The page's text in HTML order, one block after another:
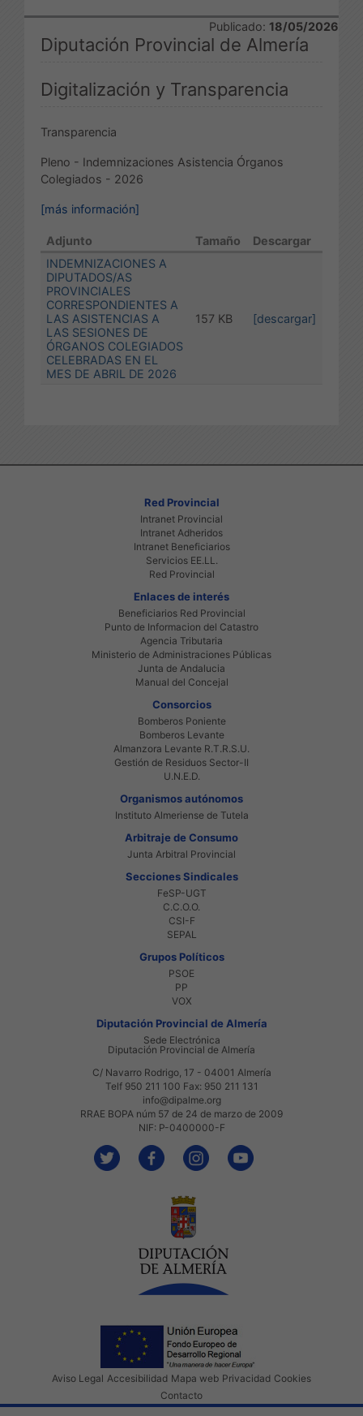
Diputación Provincial de Almería
Digitalización y Transparencia
Transparencia
Pleno - Indemnizaciones Asistencia Órganos
Colegiados - 2026
Publicado: 18/05/2026
[más información]
Adjunto Tamaño
Descargar
INDEMNIZACIONES A
DIPUTADOS/AS
PROVINCIALES
CORRESPONDIENTES A
LAS ASISTENCIAS A
LAS SESIONES DE
ÓRGANOS COLEGIADOS
CELEBRADAS EN EL
MES DE ABRIL DE 2026
157 KB [descargar]
Red Provincial
Intranet Provincial
Intranet Adheridos
Intranet Beneficiarios
Servicios EE.LL.
Red Provincial
Enlaces de interés
Beneficiarios Red Provincial
Punto de Informacion del Catastro
Agencia Tributaria
Ministerio de Administraciones Públicas
Junta de Andalucia
Manual del Concejal
Consorcios
Bomberos Poniente
Bomberos Levante
Almanzora Levante R.T.R.S.U.
Gestión de Residuos Sector-II
U.N.E.D.
Organismos autónomos
Instituto Almeriense de Tutela
Arbitraje de Consumo
Junta Arbitral Provincial
Secciones Sindicales
FeSP-UGT
C.C.O.O.
CSI-F
SEPAL
Grupos Políticos
PSOE
PP
VOX
Diputación Provincial de Almería
Sede Electrónica
Diputación Provincial de Almería
C/ Navarro Rodrigo, 17 - 04001 Almería
Telf 950 211 100 Fax: 950 211 131
info@dipalme.org
RRAE BOPA núm 57 de 24 de marzo de 2009
NIF: P-0400000-F
Aviso Legal Accesibilidad Mapa web Privacidad Cookies
Contacto